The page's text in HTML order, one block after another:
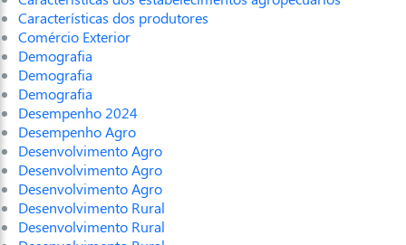
Características dos produtores
Comércio Exterior
Demografia
Demografia
Demografia
Desempenho 2024
Desempenho Agro
Desenvolvimento Agro
Desenvolvimento Agro
Desenvolvimento Agro
Desenvolvimento Rural
Desenvolvimento Rural